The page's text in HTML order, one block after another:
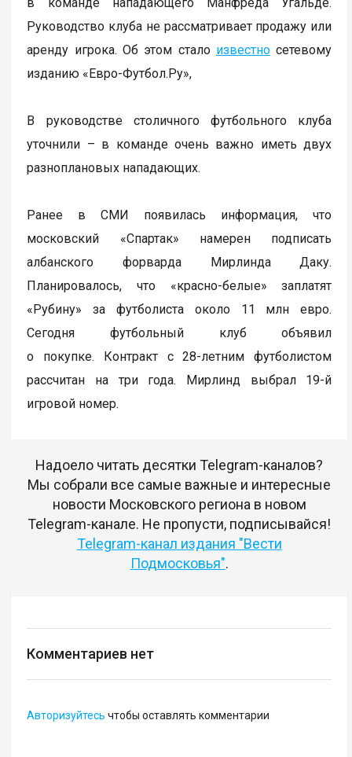
Руководство клуба не рассматривает продажу или
аренду игрока. Об этом стало известносетевому
изданию «Евро-Футбол.Ру»,
В руководстве столичного футбольного клуба
уточнили – в команде очень важно иметь двух
разноплановых нападающих.
Ранее в СМИ появилась информация, что
московский «Спартак» намерен подписать
албанского форварда Мирлинда Даку.
Планировалось, что «красно-белые» заплатят
«Рубину» за футболиста около 11 млн евро.
Сегодня футбольный клуб объявил
о покупке. Контракт с 28-летним футболистом
рассчитан на три года. Мирлинд выбрал 19-й
игровой номер.
Надоело читать десятки Telegram-каналов?
Мы собрали все самые важные и интересные
новости Московского региона в новом
Telegram-канале. Не пропусти, подписывайся!
Telegram-канал издания "Вести
Подмосковья".
Комментариев нет
Авторизуйтесь чтобы оставлять комментарии